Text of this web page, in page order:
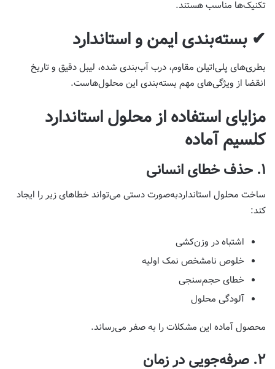
تکنیک‌ها مناسب هستند.
✔ بسته‌بندی ایمن و استاندارد
بطری‌های پلی‌اتیلن مقاوم، درب آب‌بندی شده، لیبل دقیق و تاریخ
انقضا از ویژگی‌های مهم بسته‌بندی این محلول‌هاست.
مزایای استفاده از محلول استاندارد
کلسیم آماده
۱. حذف خطای انسانی
ساخت محلول استانداردبه‌صورت دستی می‌تواند خطاهای زیر را ایجاد
کند:
اشتباه در وزن‌کشی
خلوص نامشخص نمک اولیه
خطای حجم‌سنجی
آلودگی محلول
محصول آماده این مشکلات را به صفر می‌رساند.
۲. صرفه‌جویی در زمان